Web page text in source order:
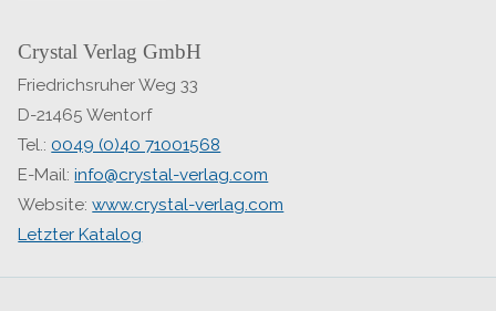
Crystal Verlag GmbH
Friedrichsruher Weg 33
D-21465 Wentorf
Tel.: 0049 (0)40 71001568
E-Mail:info@crystal-verlag.com
Website:www.crystal-verlag.com
Letzter Katalog